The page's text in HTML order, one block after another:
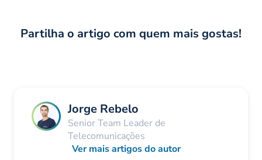
Partilha o artigo com quem mais gostas!
Jorge Rebelo
Senior Team Leader de
Telecomunicações
Ver mais artigos do autor